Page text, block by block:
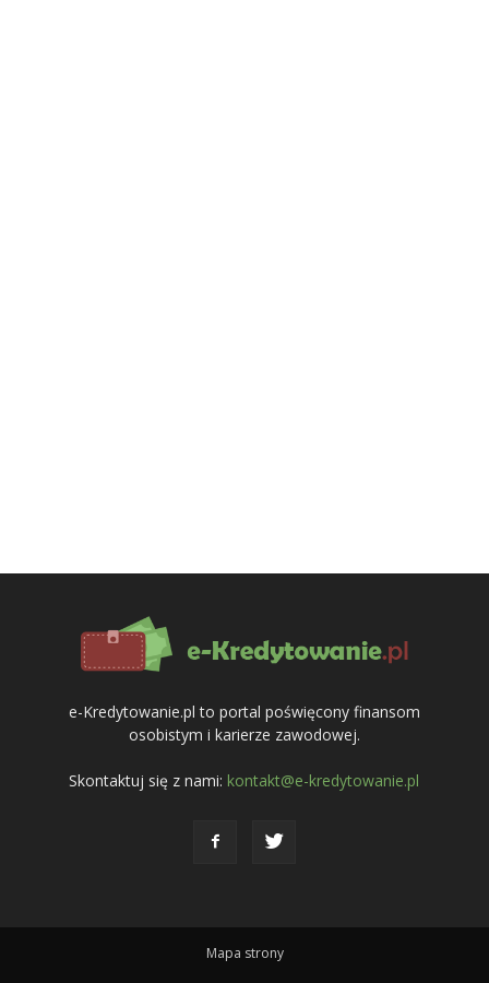
e-Kredytowanie.pl to portal poświęcony finansom
osobistym i karierze zawodowej.
Skontaktuj się z nami: kontakt@e-kredytowanie.pl
Mapa strony